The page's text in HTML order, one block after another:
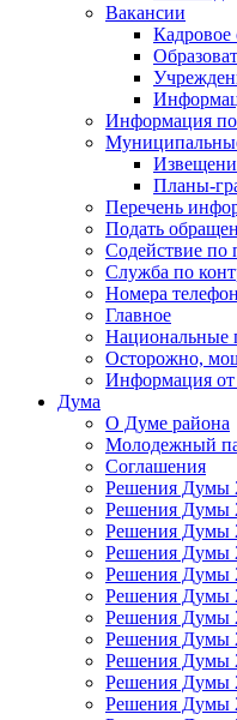
Вакансии
Кадровое
Информация
Планы-
Перечень
Подать
Содействие по
Служба по
Номера
Главное
Национальные
Осторожно,
Информация от
Дума
О Думе района
Молодежный
Соглашения
Решения Думы
Решения Думы
Решения Думы
Решения Думы
Решения Думы
Решения Думы
Решения Думы
Решения Думы
Решения Думы
Решения Думы
Решения Думы